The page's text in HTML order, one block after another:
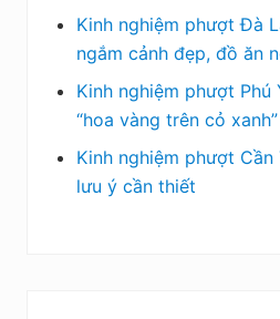
Kinh nghiệm phượt Đà
ngắm cảnh đẹp, đồ ăn
Kinh nghiệm phượt Phú
“hoa vàng trên cỏ
Kinh nghiệm phượt Cần
lưu ý cần thiết